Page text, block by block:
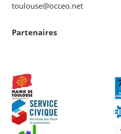
toulouse@occeo.net
Partenaires